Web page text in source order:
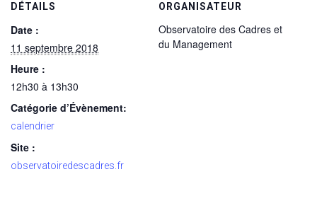
DÉTAILS
Date :
11 septembre 2018
Heure :
12h30 à 13h30
Catégorie d’Évènement:
calendrier
Site :
observatoiredescadres.fr
ORGANISATEUR
Observatoire des Cadres et
du Management